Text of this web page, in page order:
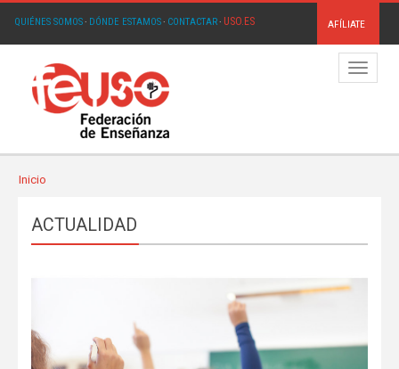
QUIÉNES SOMOS· DÓNDE ESTAMOS· CONTACTAR· USO.ES AFÍLIATE
Menú
Inicio
ACTUALIDAD